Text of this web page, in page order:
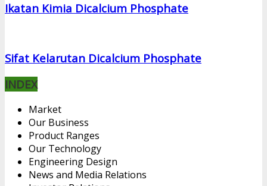
Ikatan Kimia Dicalcium Phosphate
Sifat Kelarutan Dicalcium Phosphate
INDEX
Market
Our Business
Product Ranges
Our Technology
Engineering Design
News and Media Relations